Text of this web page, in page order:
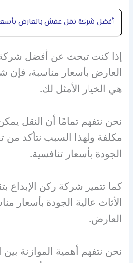
أفضل شركة نقل عفش بالعارض
إذا كنت تبحث عن أفضل
العارض بأسعار مناسبة، فإن
هي الخيار الأمثل لك.
نحن نتفهم تمامًا أن النقل
مكلفة ولهذا السبب نتأكد من
الجودة بأسعار تنافسية.
كما تتميز شركة ركن الإبداع
الأثاث عالية الجودة بأسعار
العارض.
نحن نتفهم أهمية الموازنة بين